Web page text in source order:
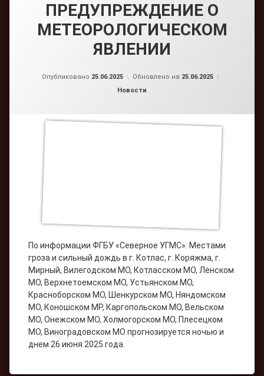
ПРЕДУПРЕЖДЕНИЕ О
МЕТЕОРОЛОГИЧЕСКОМ
ЯВЛЕНИИ
Опубликовано 25.06.2025 Обновлено на 25.06.2025
Рубрики:
Новости
По информации ФГБУ «Северное УГМС»: Местами
гроза и сильный дождь в г. Котлас, г. Коряжма, г.
Мирный, Вилегодском МО, Котласском МО, Ленском
МО, Верхнетоемском МО, Устьянском МО,
Красноборском МО, Шенкурском МО, Няндомском
МО, Коношском МР, Каргопольском МО, Вельском
МО, Онежском МО, Холмогорском МО, Плесецком
МО, Виноградовском МО прогнозируется ночью и
днем 26 июня 2025 года.